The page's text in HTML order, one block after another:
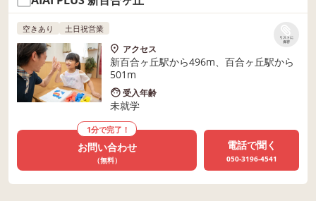
リストに
保存
空きあり 土日祝営業
アクセス
新百合ヶ丘駅から496m、百合ヶ丘駅から
501m
受入年齢
未就学
1分で完了！
お問い合わせ
（無料）
電話で聞く
050-3196-4541